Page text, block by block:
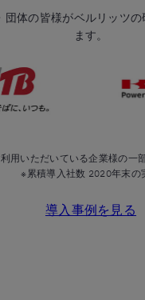
団体の皆様がベルリッツ
ます。
用いただいている企業様の一
※累積導入社数 2020年末の
導入事例を見る